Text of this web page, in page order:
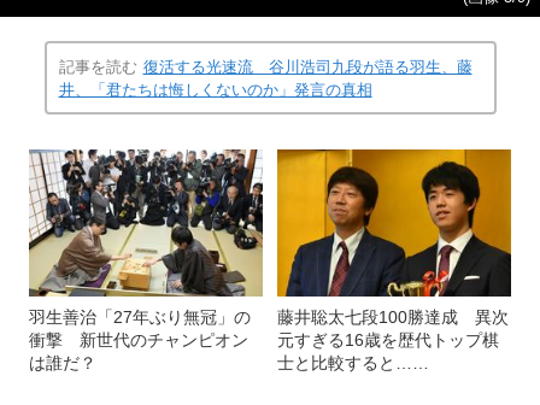
記事を読む 復活する光速流 谷川浩司九段が語る羽生、藤
井、「君たちは悔しくないのか」発言の真相
羽生善治「27年ぶり無冠」の
衝撃 新世代のチャンピオン
は誰だ？
藤井聡太七段100勝達成 異次
元すぎる16歳を歴代トップ棋
士と比較すると……